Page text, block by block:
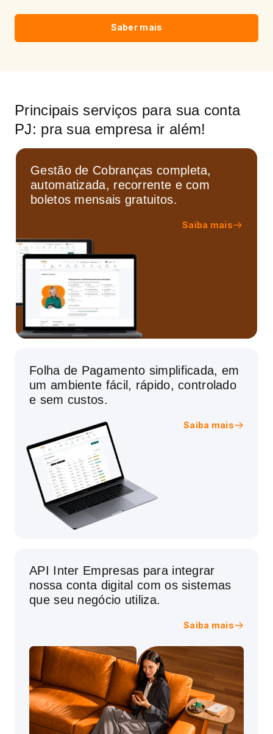
Saber mais
Principais serviços para sua conta
PJ: pra sua empresa ir além!
Gestão de Cobranças completa,
automatizada, recorrente e com
boletos mensais gratuitos.
Saiba mais
Folha de Pagamento simplificada, em
um ambiente fácil, rápido, controlado
e sem custos.
Saiba mais
API Inter Empresas para integrar
nossa conta digital com os sistemas
que seu negócio utiliza.
Saiba mais